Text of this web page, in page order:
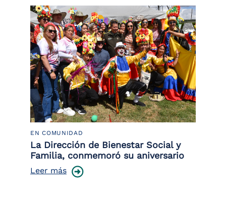
EN COMUNIDAD
La Dirección de Bienestar Social y
Familia, conmemoró su aniversario
Leer más